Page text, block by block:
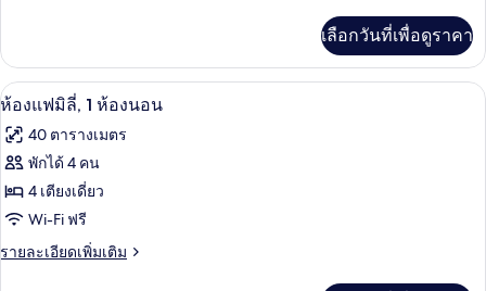
เกี่ยว
กับ
ห้อง
ท
เลือกวันที่เพื่อดูราคา
เปิด
ภาพถ่าย
ทั้งหมด
ของ
ห้อง
แฟ
ห้องแฟมิลี่, 1 ห้องนอน | โต๊ะทำงาน, เต
2
ห้องแฟมิลี่, 1 ห้องนอน
40 ตารางเมตร
พักได้ 4 คน
4 เตียงเดี่ยว
Wi-Fi ฟรี
รายละเอียดเพิ่มเติม
ราย